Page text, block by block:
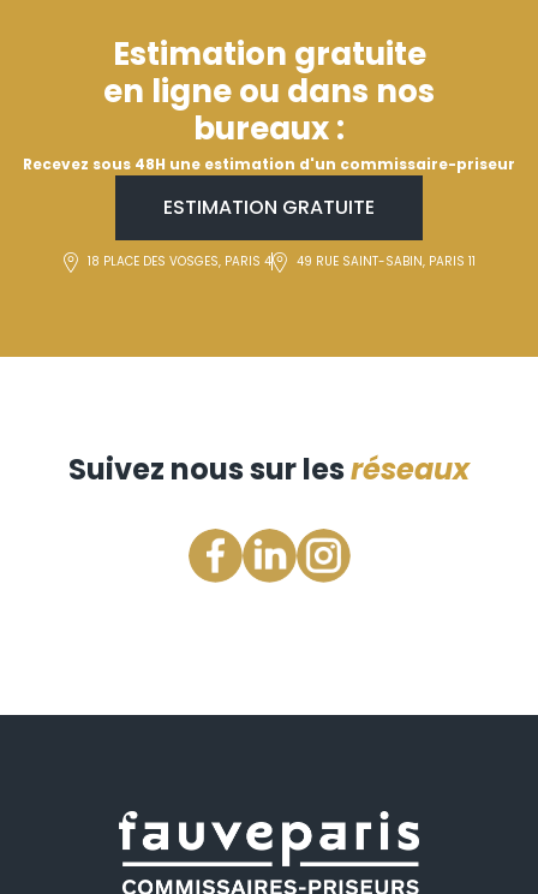
Estimation gratuite
en ligne ou dans nos
bureaux :
Recevez sous 48H une estimation d'un commissaire-priseur
ESTIMATION GRATUITE
18 PLACE DES VOSGES, PARIS 4 49 RUE SAINT-SABIN, PARIS 11
Suivez nous sur lesréseaux